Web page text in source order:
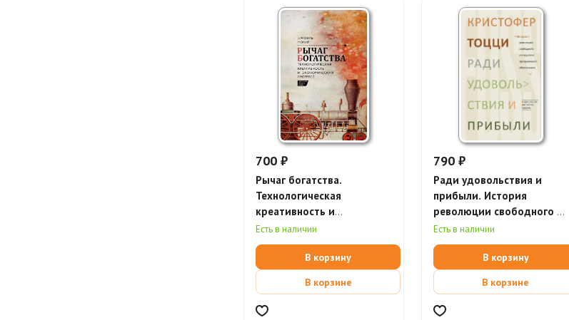
700 ₽
Рычаг богатства.
Технологическая
креативность и
экономический прогресс
Есть в наличии
В корзину
В корзине
790 ₽
Ради удовольствия и
прибыли. История
революции свободного и
открытого программного
обеспечения (электронная
Есть в наличии
В корзину
В корзине